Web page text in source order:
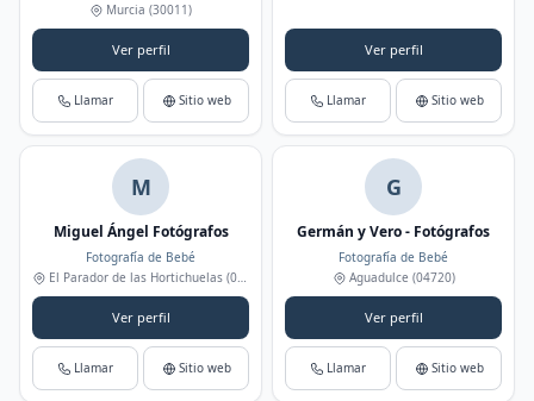
Murcia (30011)
Ver perfil
Llamar Sitio web
Ver perfil
Llamar Sitio web
M
Miguel Ángel Fotógrafos
Fotografía de Bebé
El Parador de las Hortichuelas (04720)
Ver perfil
Llamar Sitio web
G
Germán y Vero - Fotógrafos
Fotografía de Bebé
Aguadulce (04720)
Ver perfil
Llamar Sitio web